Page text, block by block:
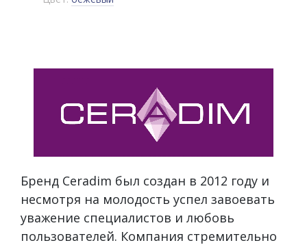
Бренд Ceradim был создан в 2012 году и
несмотря на молодость успел завоевать
уважение специалистов и любовь
пользователей. Компания стремительно